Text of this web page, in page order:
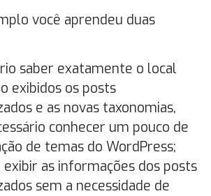
você aprendeu duas
saber exatamente o local
exibidos os posts
e as novas taxonomias,
conhecer um pouco de
de temas do WordPress;
exibir as informações dos posts
sem a necessidade de